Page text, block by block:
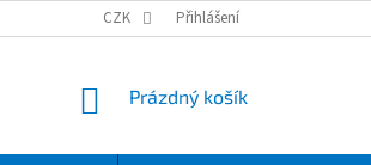
ZBOŽÍ OBCHODNÍ PODMÍNKY
CZK Přihlášení
NÁKUPNÍ
Prázdný košík